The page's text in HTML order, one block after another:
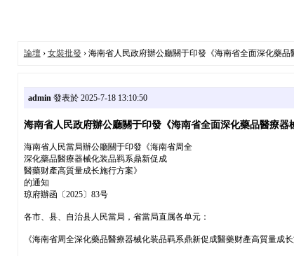
論壇› 女裝批發› 海南省人民政府辦公廳關于印發《海南省全面深化藥品
admin發表於 2025-7-18 13:10:50
海南省人民政府辦公廳關于印發《海南省全面深化藥品醫療器
海南省人民當局辦公廳關于印發《海南省周全
深化藥品醫療器械化装品羁系鼎新促成
醫藥财產高質量成长施行方案》
的通知
琼府辦函〔2025〕83号
各市、县、自治县人民當局，省當局直属各单元：
《海南省周全深化藥品醫療器械化装品羁系鼎新促成醫藥财產高質量成